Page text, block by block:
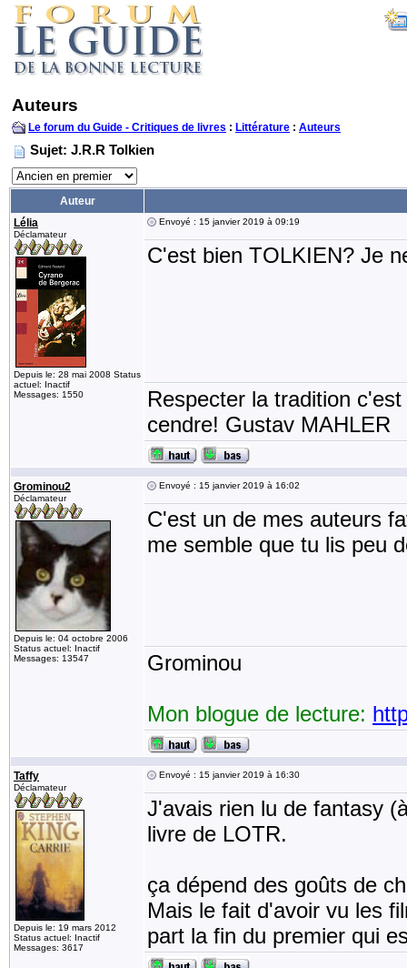
Auteurs
Le forum du Guide - Critiques de livres : Littérature : Auteurs
Sujet: J.R.R Tolkien
Auteur
Lélia
Déclamateur
Depuis le: 28 mai 2008 Status
actuel: Inactif
Messages: 1550
Envoyé : 15 janvier 2019 à 09:19
C'est bien TOLKIEN? Je
Respecter la tradition
cendre! Gustav MAHLER
Grominou2
Déclamateur
Depuis le: 04 octobre 2006
Status actuel: Inactif
Messages: 13547
Envoyé : 15 janvier 2019 à 16:02
C'est un de mes auteurs
me semble que tu lis peu
Grominou
Mon blogue de lecture:
Taffy
Déclamateur
Depuis le: 19 mars 2012
Status actuel: Inactif
Messages: 3617
Envoyé : 15 janvier 2019 à 16:30
J'avais rien lu de fantasy
livre de LOTR.
ça dépend des goûts de
Mais le fait d'avoir vu les
part la fin du premier qui